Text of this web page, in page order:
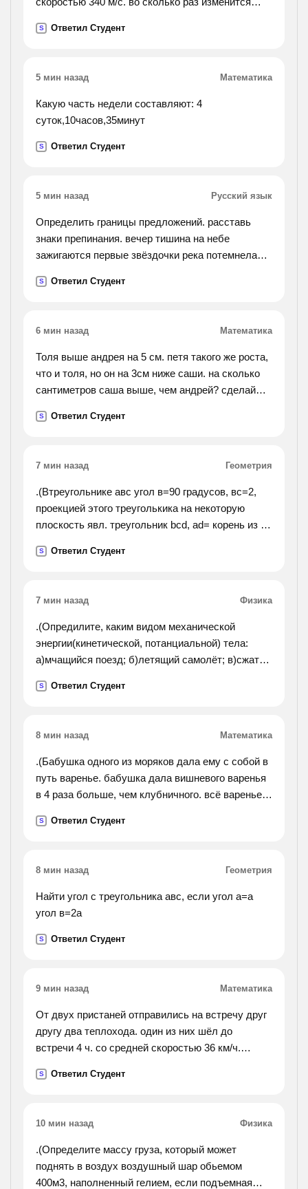
воздуха в воду?
S Ответил Студент
5 мин назад Математика
Какую часть недели составляют: 4
суток,10часов,35минут
S Ответил Студент
5 мин назад Русский язык
Определить границы предложений. расставь
знаки препинания. вечер тишина на небе
зажигаются первые звёздочки река потемнела
нарушил вечернюю тишину да это проснулись
S Ответил Студент
6 мин назад Математика
Толя выше андрея на 5 см. петя такого же роста,
что и толя, но он на 3см ниже саши. на сколько
сантиметров саша выше, чем андрей? сделай
S Ответил Студент
7 мин назад Геометрия
.(Втреугольнике авс угол в=90 градусов, вс=2,
проекцией этого треуголькика на некоторую
плоскость явл. треугольник bcd, ad= корень из 2,
S Ответил Студент
7 мин назад Физика
.(Опредилите, каким видом механической
энергии(кинетической, потанциальной) тела:
а)мчащийся поезд; б)летящий самолёт; в)сжатая
д)лежащий на футбольном поле мяч.).
S Ответил Студент
8 мин назад Математика
.(Бабушка одного из моряков дала ему с собой в
путь варенье. бабушка дала вишневого варенья
в 4 раза больше, чем клубничного. всё варенье
6 банок больше чем ,клубничного. такахе
количество банок вишневого варенья.).
S Ответил Студент
8 мин назад Геометрия
Найти угол с треугольника авс, если угол а=а
угол в=2а
S Ответил Студент
9 мин назад Математика
От двух пристаней отправились на встречу друг
другу два теплохода. один из них шёл до
встречи 4 ч. со средней скоростью 36 км/ч.
пройденного первым. поставь вопрос и реши .
S Ответил Студент
10 мин назад Физика
.(Определите массу груза, который может
поднять в воздух воздушный шар обьемом
400м3, наполненный гелием, если подъемная